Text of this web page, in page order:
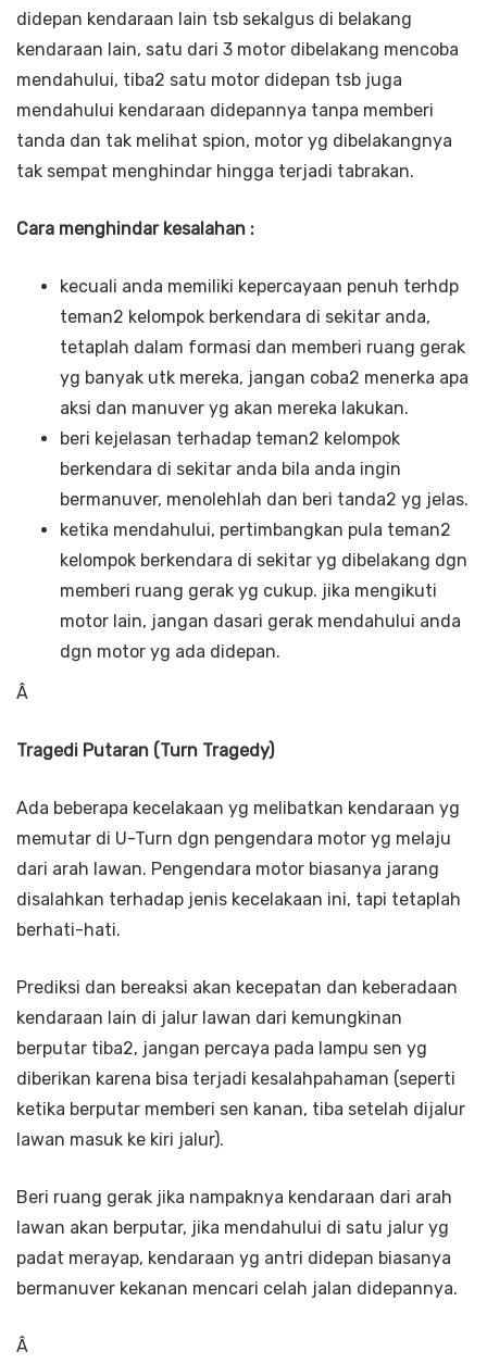
didepan kendaraan lain tsb sekalgus di belakang
kendaraan lain, satu dari 3 motor dibelakang mencoba
mendahului, tiba2 satu motor didepan tsb juga
mendahului kendaraan didepannya tanpa memberi
tanda dan tak melihat spion, motor yg dibelakangnya
tak sempat menghindar hingga terjadi tabrakan.
Cara menghindar kesalahan :
kecuali anda memiliki kepercayaan penuh terhdp
teman2 kelompok berkendara di sekitar anda,
tetaplah dalam formasi dan memberi ruang gerak
yg banyak utk mereka, jangan coba2 menerka apa
aksi dan manuver yg akan mereka lakukan.
beri kejelasan terhadap teman2 kelompok
berkendara di sekitar anda bila anda ingin
bermanuver, menolehlah dan beri tanda2 yg jelas.
ketika mendahului, pertimbangkan pula teman2
kelompok berkendara di sekitar yg dibelakang dgn
memberi ruang gerak yg cukup. jika mengikuti
motor lain, jangan dasari gerak mendahului anda
dgn motor yg ada didepan.
Â
Tragedi Putaran (Turn Tragedy)
Ada beberapa kecelakaan yg melibatkan kendaraan yg
memutar di U-Turn dgn pengendara motor yg melaju
dari arah lawan. Pengendara motor biasanya jarang
disalahkan terhadap jenis kecelakaan ini, tapi tetaplah
berhati-hati.
Prediksi dan bereaksi akan kecepatan dan keberadaan
kendaraan lain di jalur lawan dari kemungkinan
berputar tiba2, jangan percaya pada lampu sen yg
diberikan karena bisa terjadi kesalahpahaman (seperti
ketika berputar memberi sen kanan, tiba setelah dijalur
lawan masuk ke kiri jalur).
Beri ruang gerak jika nampaknya kendaraan dari arah
lawan akan berputar, jika mendahului di satu jalur yg
padat merayap, kendaraan yg antri didepan biasanya
bermanuver kekanan mencari celah jalan didepannya.
Â